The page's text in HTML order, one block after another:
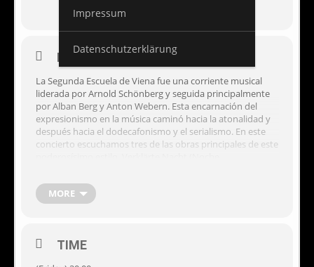
Impressum
Datenschutzerklärung
EVENT DETAILS
La Segunda Escuela de Viena fue una corriente musical
liderada por Arnold Schönberg y seguida principalmente
por Alban Berg y Anton Webern. Esta encarnación del
expresionismo en la música caminó hacia la atonalidad y
después hacia el dodecafonismo y el serialismo. En este
concierto escuchamos tres de las obras principales de este
Schönberg para orquesta de cuerdas que recoge la
celebración de la nueva vida y una visión compasiva sobre
el universo. Alban Berg dedicó su Concierto para violín A la
de la joven chica fallecida y luego el sufrimiento, muerte y
MORE
TIME